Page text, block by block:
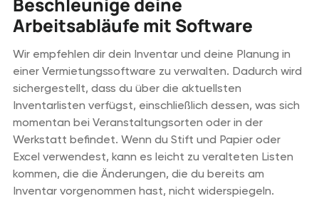
Beschleunige deine
Arbeitsabläufe mit Software
Wir empfehlen dir dein Inventar und deine Planung in
einer Vermietungssoftware zu verwalten. Dadurch wird
sichergestellt, dass du über die aktuellsten
Inventarlisten verfügst, einschließlich dessen, was sich
momentan bei Veranstaltungsorten oder in der
Werkstatt befindet. Wenn du Stift und Papier oder
Excel verwendest, kann es leicht zu veralteten Listen
kommen, die die Änderungen, die du bereits am
Inventar vorgenommen hast, nicht widerspiegeln.